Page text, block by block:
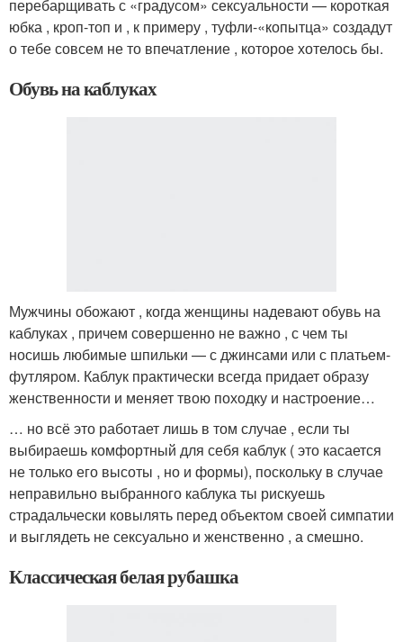
перебарщивать с «градусом» сексуальности — короткая
юбка , кроп-топ и , к примеру , туфли-«копытца» создадут
о тебе совсем не то впечатление , которое хотелось бы.
Обувь на каблуках
Мужчины обожают , когда женщины надевают обувь на
каблуках , причем совершенно не важно , с чем ты
носишь любимые шпильки — с джинсами или с платьем-
футляром. Каблук практически всегда придает образу
женственности и меняет твою походку и настроение…
… но всё это работает лишь в том случае , если ты
выбираешь комфортный для себя каблук ( это касается
не только его высоты , но и формы), поскольку в случае
неправильно выбранного каблука ты рискуешь
страдальчески ковылять перед объектом своей симпатии
и выглядеть не сексуально и женственно , а смешно.
Классическая белая рубашка